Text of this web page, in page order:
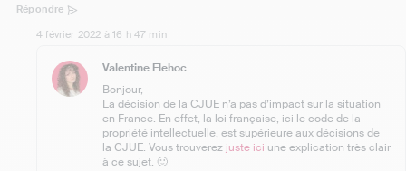
Répondre
4 février 2022 à 16 h 47 min
Valentine Flehoc
Bonjour,
La décision de la CJUE n’a pas d’impact sur la situation
en France. En effet, la loi française, ici le code de la
propriété intellectuelle, est supérieure aux décisions de
la CJUE. Vous trouverez juste ici une explication très clair
à ce sujet. 🙂